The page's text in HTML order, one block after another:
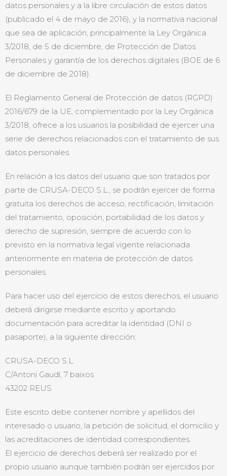
datos personales y a la libre circulación de estos datos
(publicado el 4 de mayo de 2016), y la normativa nacional
que sea de aplicación, principalmente la Ley Orgánica
3/2018, de 5 de diciembre, de Protección de Datos
Personales y garantía de los derechos digitales (BOE de 6
de diciembre de 2018).
El Reglamento General de Protección de datos (RGPD)
2016/679 de la UE, complementado por la Ley Orgánica
3/2018, ofrece a los usuarios la posibilidad de ejercer una
serie de derechos relacionados con el tratamiento de sus
datos personales.
En relación a los datos del usuario que son tratados por
parte de CRUSA-DECO S.L., se podrán ejercer de forma
gratuita los derechos de acceso, rectificación, limitación
del tratamiento, oposición, portabilidad de los datos y
derecho de supresión, siempre de acuerdo con lo
previsto en la normativa legal vigente relacionada
anteriormente en materia de protección de datos
personales.
Para hacer uso del ejercicio de estos derechos, el usuario
deberá dirigirse mediante escrito y aportando
documentación para acreditar la identidad (DNI o
pasaporte), a la siguiente dirección:
CRUSA-DECO S.L.
C/Antoni Gaudí, 7 baixos
43202 REUS
Este escrito debe contener nombre y apellidos del
interesado o usuario, la petición de solicitud, el domicilio y
las acreditaciones de identidad correspondientes.
El ejercicio de derechos deberá ser realizado por el
propio usuario aunque también podrán ser ejercidos por